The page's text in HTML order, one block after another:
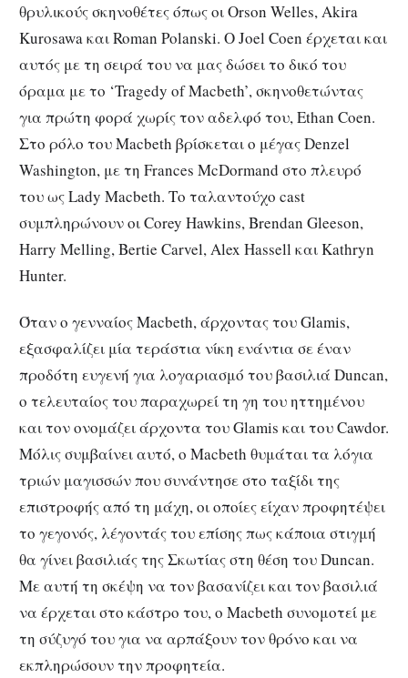
θρυλικούς σκηνοθέτες όπως οι Orson Welles, Akira
Kurosawa και Roman Polanski. O Joel Coen έρχεται και
αυτός με τη σειρά του να μας δώσει το δικό του
όραμα με το ‘Tragedy of Macbeth’, σκηνοθετώντας
για πρώτη φορά χωρίς τον αδελφό του, Ethan Coen.
Στο ρόλο του Macbeth βρίσκεται ο μέγας Denzel
Washington, με τη Frances McDormand στο πλευρό
του ως Lady Macbeth. Το ταλαντούχο cast
συμπληρώνουν οι Corey Hawkins, Brendan Gleeson,
Harry Melling, Bertie Carvel, Alex Hassell και Kathryn
Hunter.
Όταν ο γενναίος Macbeth, άρχοντας του Glamis,
εξασφαλίζει μία τεράστια νίκη ενάντια σε έναν
προδότη ευγενή για λογαριασμό του βασιλιά Duncan,
ο τελευταίος του παραχωρεί τη γη του ηττημένου
και τον ονομάζει άρχοντα του Glamis και του Cawdor.
Μόλις συμβαίνει αυτό, ο Macbeth θυμάται τα λόγια
τριών μαγισσών που συνάντησε στο ταξίδι της
επιστροφής από τη μάχη, οι οποίες είχαν προφητέψει
το γεγονός, λέγοντάς του επίσης πως κάποια στιγμή
θα γίνει βασιλιάς της Σκωτίας στη θέση του Duncan.
Με αυτή τη σκέψη να τον βασανίζει και τον βασιλιά
να έρχεται στο κάστρο του, ο Macbeth συνομοτεί με
τη σύζυγό του για να αρπάξουν τον θρόνο και να
εκπληρώσουν την προφητεία.